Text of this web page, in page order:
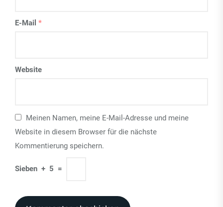
E-Mail *
Website
Meinen Namen, meine E-Mail-Adresse und meine
Website in diesem Browser für die nächste
Kommentierung speichern.
Sieben + 5 =